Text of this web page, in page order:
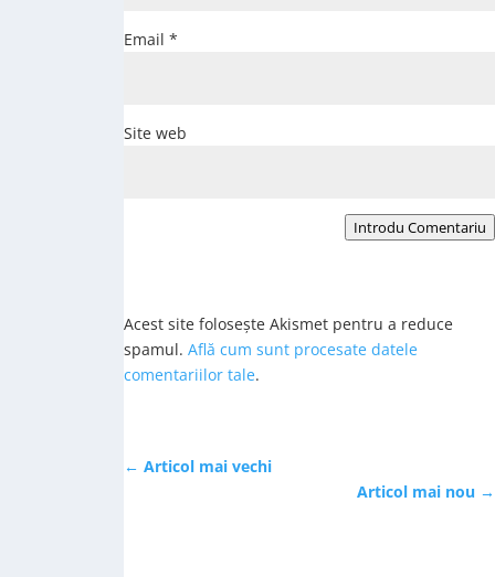
Email *
Site web
Introdu Comentariu
Acest site folosește Akismet pentru a reduce
spamul. Află cum sunt procesate datele
comentariilor tale.
← Articol mai vechi
Articol mai nou →